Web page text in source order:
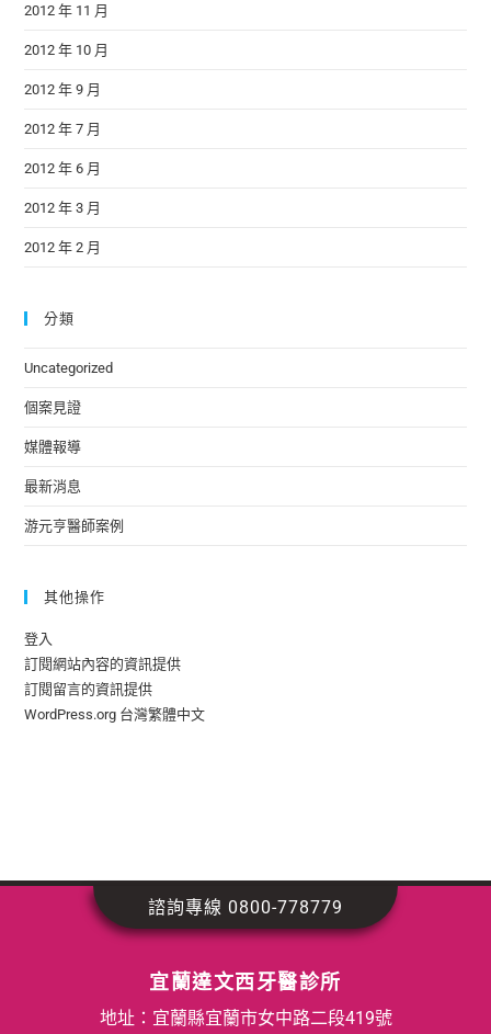
2012 年 11 月
2012 年 10 月
2012 年 9 月
2012 年 7 月
2012 年 6 月
2012 年 3 月
2012 年 2 月
分類
Uncategorized
個案見證
媒體報導
最新消息
游元亨醫師案例
其他操作
登入
訂閱網站內容的資訊提供
訂閱留言的資訊提供
WordPress.org 台灣繁體中文
宜蘭達文西牙醫診所
地址：宜蘭縣宜蘭市女中路二段419號
諮詢專線 0800-778779